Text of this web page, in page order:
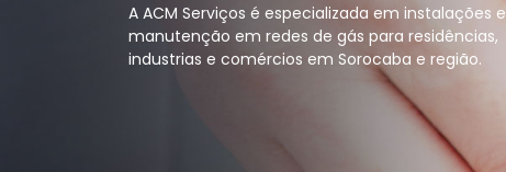
A ACM Serviços é especializada em instalações e
manutenção em redes de gás para residências,
industrias e comércios em Sorocaba e região.